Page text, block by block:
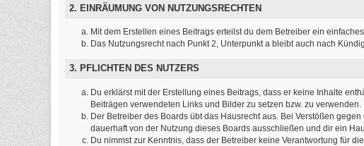
2. EINRÄUMUNG VON NUTZUNGSRECHTEN
Mit dem Erstellen eines Beitrags erteilst du dem Betreiber ein
Das Nutzungsrecht nach Punkt 2, Unterpunkt a bleibt auch nach
3. PFLICHTEN DES NUTZERS
Du erklärst mit der Erstellung eines Beitrags, dass er keine Inhalte
Beiträgen verwendeten Links und Bilder zu setzen bzw. zu verwenden.
Der Betreiber des Boards übt das Hausrecht aus. Bei Verstößen
dauerhaft von der Nutzung dieses Boards ausschließen und dir ein
Du nimmst zur Kenntnis, dass der Betreiber keine Verantwortung für